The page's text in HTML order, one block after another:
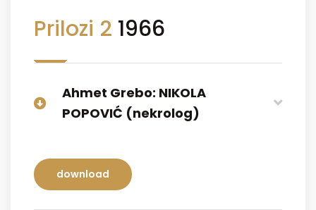
Prilozi 2 1966
Ahmet Grebo: NIKOLA
POPOVIĆ (nekrolog)
download